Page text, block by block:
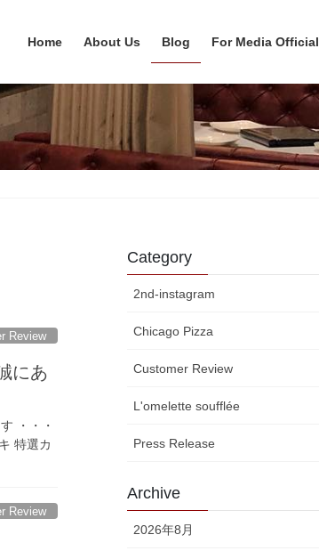
Home About Us Blog For Media Official
Review
にあ
・・・
特選カ
Review
Category
2nd-instagram
Chicago Pizza
Customer Review
L'omelette soufflée
Press Release
Archive
2026年8月